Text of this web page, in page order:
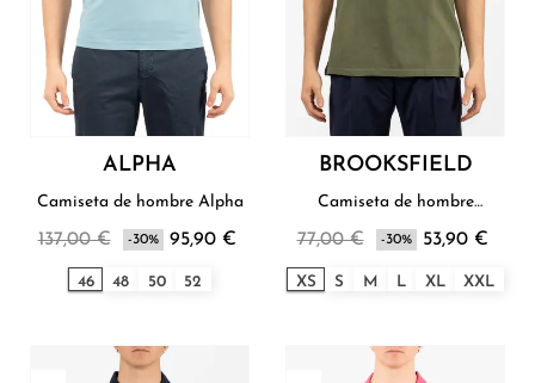
ALPHA
Camiseta de hombre Alpha
137,00 € -30% 95,90 €
46 48 50 52
BROOKSFIELD
Camiseta de hombre
77,00 € -30% 53,90 €
XS S M L XL XXL